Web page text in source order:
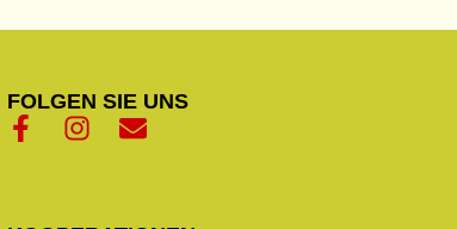
FOLGEN SIE UNS